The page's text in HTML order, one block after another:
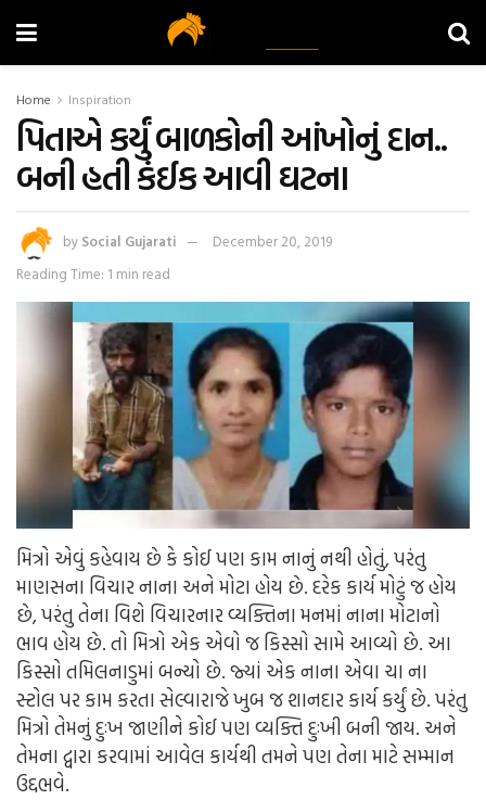
Home Inspiration
પિતાએ કર્યું બાળકોની આંખોનું દાન..
બની હતી કંઈક આવી ઘટના
by Social Gujarati
December 20, 2019
Reading Time: 1 min read
મિત્રો એવું કહેવાય છે કે કોઈ પણ કામ નાનું નથી હોતું, પરંતુ
માણસના વિચાર નાના અને મોટા હોય છે. દરેક કાર્ય મોટું જ હોય
છે, પરંતુ તેના વિશે વિચારનાર વ્યક્તિના મનમાં નાના મોટાનો
ભાવ હોય છે. તો મિત્રો એક એવો જ કિસ્સો સામે આવ્યો છે. આ
કિસ્સો તમિલનાડુમાં બન્યો છે. જ્યાં એક નાના એવા ચા ના
સ્ટોલ પર કામ કરતા સેલ્વારાજે ખુબ જ શાનદાર કાર્ય કર્યું છે. પરંતુ
મિત્રો તેમનું દુઃખ જાણીને કોઈ પણ વ્યક્તિ દુઃખી બની જાય. અને
તેમના દ્વારા કરવામાં આવેલ કાર્યથી તમને પણ તેના માટે સમ્માન
ઉદ્દભવે.